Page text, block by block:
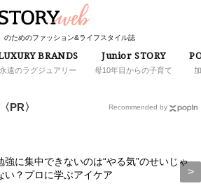
のためのファッション&ライフスタイル誌
BRANDS
永遠のラグジュアリー
Junior STORY
母10年目からの子育て
PR〉
強に集中できないのは“やる気”のせいじゃ
い？プロに学ぶアイケア
Recommended by